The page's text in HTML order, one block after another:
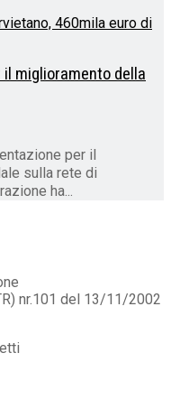
miglioramento della
per il
sulla rete di
ha...
nr.101 del 13/11/2002